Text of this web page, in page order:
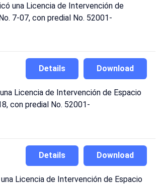
una Licencia de Intervención de
7-07, con predial No. 52001-
Download
Details
Licencia de Intervención de Espacio
con predial No. 52001-
Download
Details
Licencia de Intervención de Espacio